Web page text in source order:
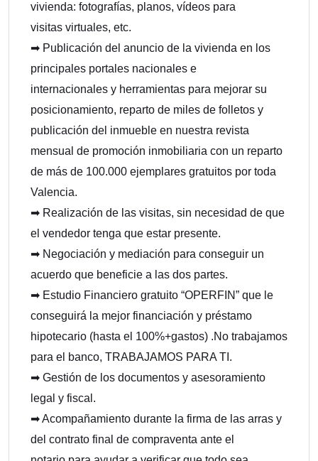
vivienda: fotografías, planos, vídeos para
visitas virtuales, etc.
➡ Publicación del anuncio de la vivienda en los
principales portales nacionales e
internacionales y herramientas para mejorar su
posicionamiento, reparto de miles de folletos y
publicación del inmueble en nuestra revista
mensual de promoción inmobiliaria con un reparto
de más de 100.000 ejemplares gratuitos por toda
Valencia.
➡ Realización de las visitas, sin necesidad de que
el vendedor tenga que estar presente.
➡ Negociación y mediación para conseguir un
acuerdo que beneficie a las dos partes.
➡ Estudio Financiero gratuito “OPERFIN” que le
conseguirá la mejor financiación y préstamo
hipotecario (hasta el 100%+gastos) .No trabajamos
para el banco, TRABAJAMOS PARA TI.
➡ Gestión de los documentos y asesoramiento
legal y fiscal.
➡ Acompañamiento durante la firma de las arras y
del contrato final de compraventa ante el